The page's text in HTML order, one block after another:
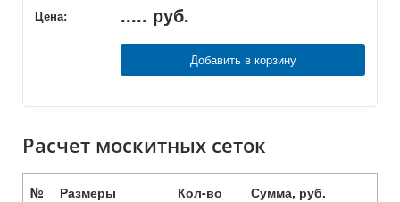
Цена: ..... руб.
Добавить в корзину
Расчет москитных сеток
№ Размеры Кол-во Сумма, руб.